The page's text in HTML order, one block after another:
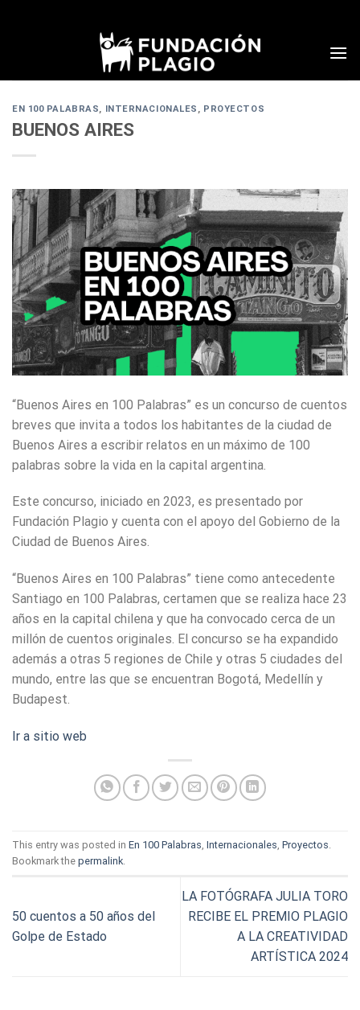
EN 100 PALABRAS, INTERNACIONALES , PROYECTOS
BUENOS AIRES
“Buenos Aires en 100 Palabras” es un concurso de cuentos
breves que invita a todos los habitantes de la ciudad de
Buenos Aires a escribir relatos en un máximo de 100
palabras sobre la vida en la capital argentina.
Este concurso, iniciado en 2023, es presentado por
Fundación Plagio y cuenta con el apoyo del Gobierno de la
Ciudad de Buenos Aires.
“Buenos Aires en 100 Palabras” tiene como antecedente
Santiago en 100 Palabras, certamen que se realiza hace 23
años en la capital chilena y que ha convocado cerca de un
millón de cuentos originales. El concurso se ha expandido
además a otras 5 regiones de Chile y otras 5 ciudades del
mundo, entre las que se encuentran Bogotá, Medellín y
Budapest.
Ir a sitio web
This entry was posted in En 100 Palabras Internacionales Proyectos
Bookmark the permalink
50 cuentos a 50 años del
Golpe de Estado
LA FOTÓGRAFA JULIA TORO
RECIBE EL PREMIO PLAGIO
A LA CREATIVIDAD
ARTÍSTICA 2024